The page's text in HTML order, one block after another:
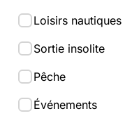
Loisirs nautiques
Sortie insolite
Pêche
Événements